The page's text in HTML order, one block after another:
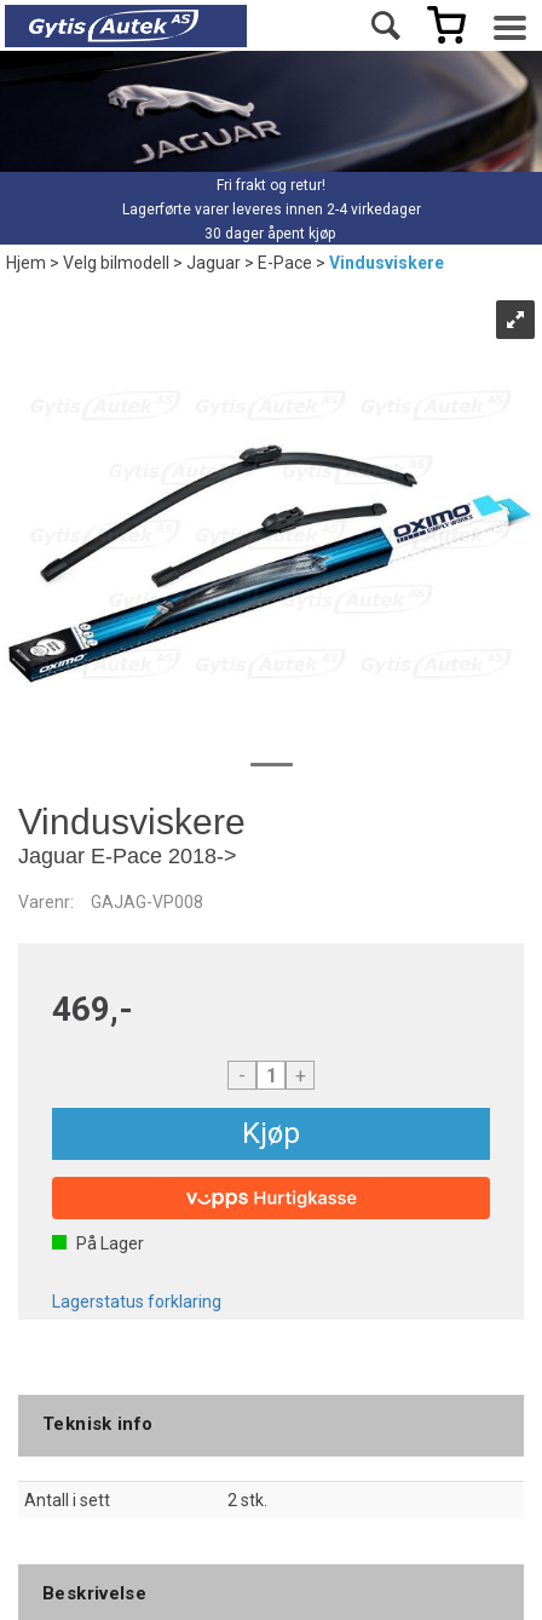
Fri frakt og retur!
Lagerførte varer leveres innen 2-4 virkedager
30 dager åpent kjøp
Hjem>Velg bilmodell >Jaguar>E-Pace>Vindusviskere
Vindusviskere
Jaguar E-Pace 2018->
Varenr: GAJAG-VP008
469,-
- +
Kjøp
På Lager
Lagerstatus forklaring
Teknisk info
Antall i sett 2 stk.
Beskrivelse